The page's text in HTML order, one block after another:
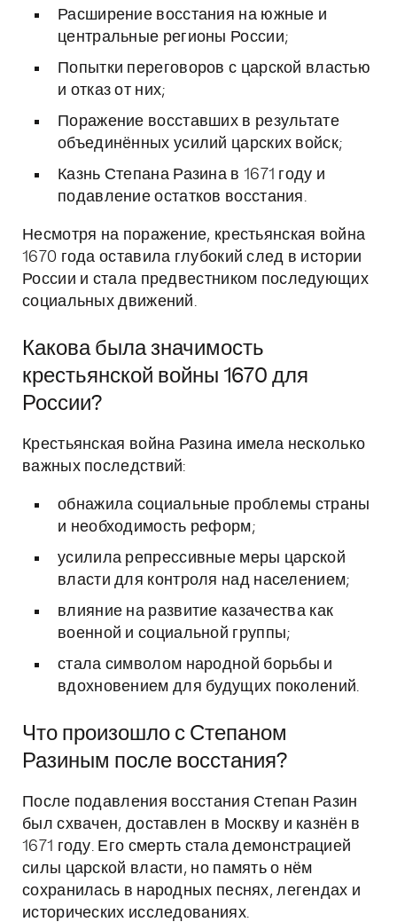
Расширение восстания на южные и
центральные регионы России;
Попытки переговоров с царской властью
и отказ от них;
Поражение восставших в результате
объединённых усилий царских войск;
Казнь Степана Разина в 1671 году и
подавление остатков восстания.
Несмотря на поражение, крестьянская война
1670 года оставила глубокий след в истории
России и стала предвестником последующих
социальных движений.
Какова была значимость
крестьянской войны 1670 для
России?
Крестьянская война Разина имела несколько
важных последствий:
обнажила социальные проблемы страны
и необходимость реформ;
усилила репрессивные меры царской
власти для контроля над населением;
влияние на развитие казачества как
военной и социальной группы;
стала символом народной борьбы и
вдохновением для будущих поколений.
Что произошло с Степаном
Разиным после восстания?
После подавления восстания Степан Разин
был схвачен, доставлен в Москву и казнён в
1671 году. Его смерть стала демонстрацией
силы царской власти, но память о нём
сохранилась в народных песнях, легендах и
исторических исследованиях.